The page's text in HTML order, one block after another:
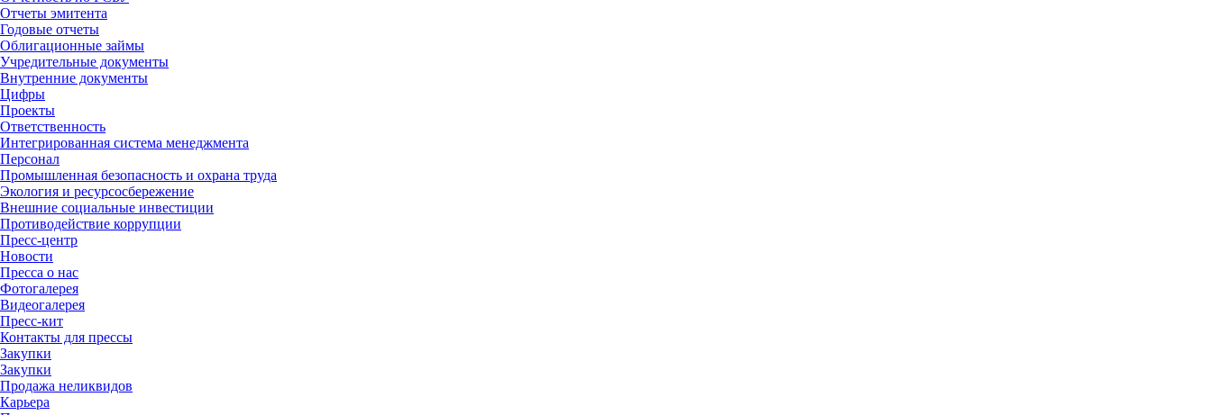
Отчеты эмитента
Годовые отчеты
Облигационные займы
Учредительные документы
Внутренние документы
Цифры
Проекты
Ответственность
Интегрированная система менеджмента
Персонал
Промышленная безопасность и охрана труда
Экология и ресурсосбережение
Внешние социальные инвестиции
Противодействие коррупции
Пресс-центр
Новости
Пресса о нас
Фотогалерея
Видеогалерея
Пресс-кит
Контакты для прессы
Закупки
Закупки
Продажа неликвидов
Карьера